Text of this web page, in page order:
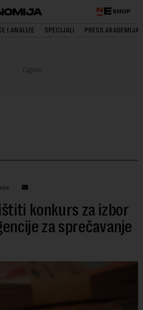
SHOP
I ANALIZE SPECIJALI PRESS AKADEMIJA
konkurs za izbor
za sprečavanje